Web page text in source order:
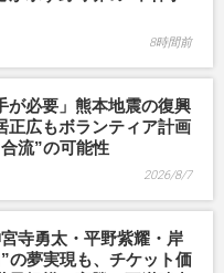
8時間前
が必要」熊本地震の復興
正広もボランティア計画
流”の可能性
2026/8/7
寺勇太・平野紫耀・岸
の夢実現も、チケット価